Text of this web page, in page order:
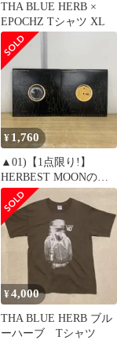
THA BLUE HERB ×
EPOCHZ Tシャツ XL
¥ 1,760
▲01)【1点限り!】
HERBEST MOONのレ
コード 2点セット/ハー
ベストムーン/Blow
Your Body/Galaxy/12イ
ンチ/国内盤/TBHR-
027/TBHR-025/A
¥4,000
THA BLUE HERB ブル
ーハーブ Tシャツ